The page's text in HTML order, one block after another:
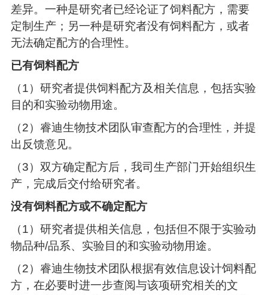
差异。一种是研究者已经论证了饲料配方，需要
定制生产；另一种是研究者没有饲料配方，或者
无法确定配方的合理性。
已有饲料配方
（1）研究者提供饲料配方及相关信息，包括实验
目的和实验动物用途。
（2）睿迪生物技术团队审查配方的合理性，并提
出反馈意见。
（3）双方确定配方后，我司生产部门开始组织生
产，完成后交付给研究者。
没有饲料配方或不确定配方
（1）研究者提供相关信息，包括但不限于实验动
物品种/品系、实验目的和实验动物用途。
（2）睿迪生物技术团队根据有效信息设计饲料配
方，在必要时进一步查阅与该项研究相关的文